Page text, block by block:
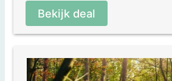
Bekijk deal